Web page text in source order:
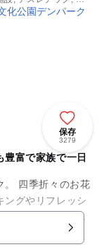
保存
3279
富で家族で一日
。 四季折々のお花
ングやリフレッシ
ブ池で水遊びもお